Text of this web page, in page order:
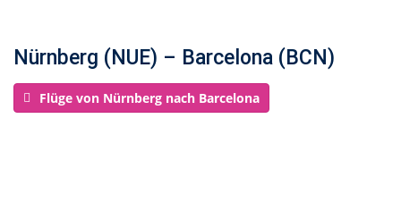
Nürnberg (NUE) – Barcelona (BCN)
Flüge von Nürnberg nach Barcelona